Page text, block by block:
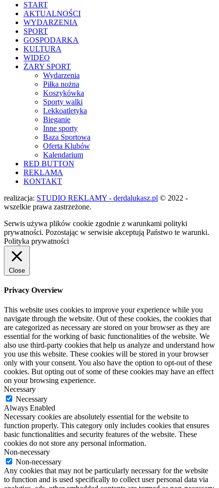
START
AKTUALNOŚCI
WYDARZENIA
SPORT
GOSPODARKA
KULTURA
WIDEO
ŻARY SPORT
Wydarzenia
Piłka nożna
Koszykówka
Sporty walki
Lekkoatletyka
Bieganie
Inne sporty
Baza Sportowa
Oferta Klubów
Kalendarium
RED BUTTON
REKLAMA
KONTAKT
realizacja: STUDIO REKLAMY - derdalukasz.pl © 2022 -
wszelkie prawa zastrzeżone.
Serwis używa plików cookie zgodnie z warunkami polityki
prywatności. Pozostając w serwisie akceptują Państwo te warunki.
Polityka prywatności
Close
Privacy Overview
This website uses cookies to improve your experience while you
navigate through the website. Out of these cookies, the cookies that
are categorized as necessary are stored on your browser as they are
essential for the working of basic functionalities of the website. We
also use third-party cookies that help us analyze and understand how
you use this website. These cookies will be stored in your browser
only with your consent. You also have the option to opt-out of these
cookies. But opting out of some of these cookies may have an effect
on your browsing experience.
Necessary
Necessary
Always Enabled
Necessary cookies are absolutely essential for the website to
function properly. This category only includes cookies that ensures
basic functionalities and security features of the website. These
cookies do not store any personal information.
Non-necessary
Non-necessary
Any cookies that may not be particularly necessary for the website
to function and is used specifically to collect user personal data via